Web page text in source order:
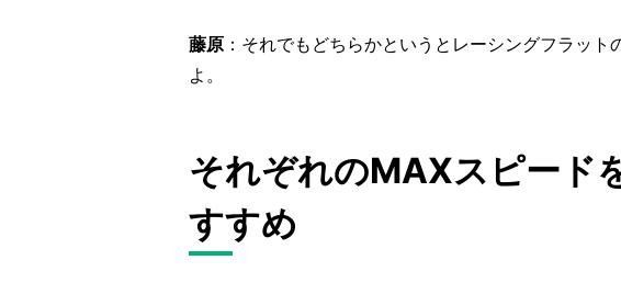
藤原 ：それでもどちらかというとレーシングフラッ
よ。
それぞれのMAXスピード
すすめ